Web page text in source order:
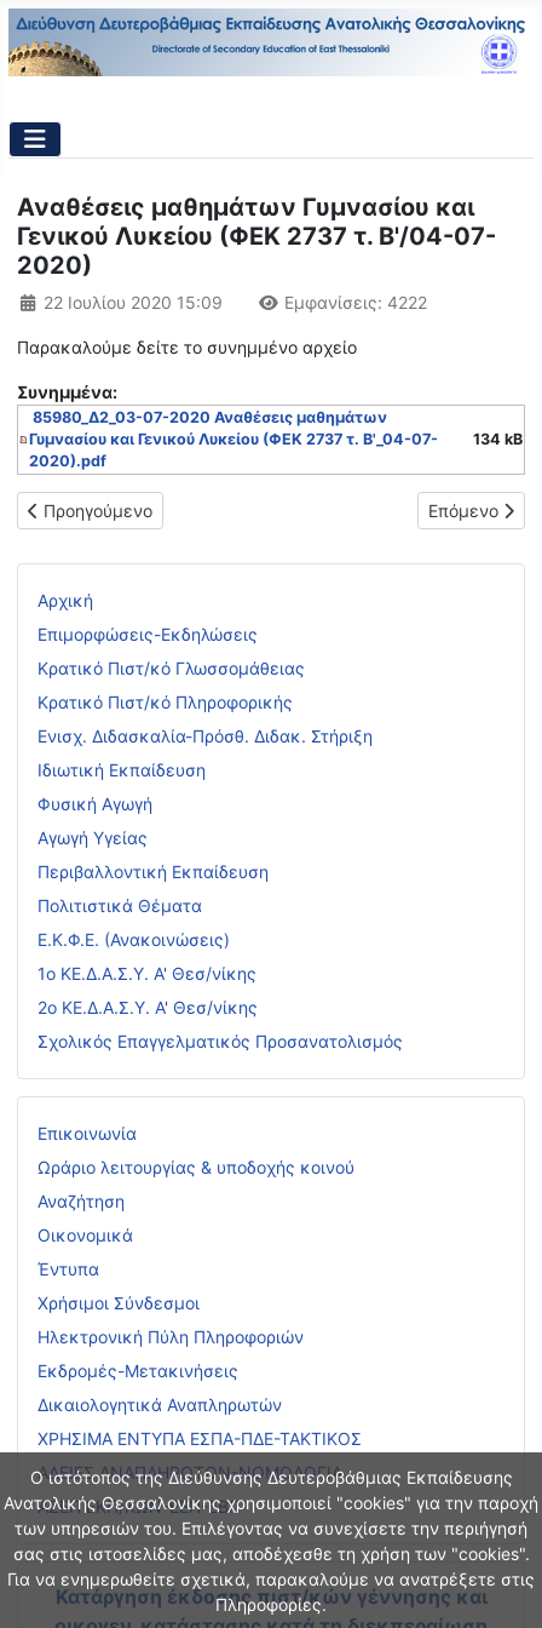
Ο ιστότοπος της Διεύθυνσης Δευτεροβάθμιας Εκπαίδευσης
Ανατολικής Θεσσαλονίκης χρησιμοποιεί "cookies" για την παροχή
των υπηρεσιών του. Επιλέγοντας να συνεχίσετε την περιήγησή
σας στις ιστοσελίδες μας, αποδέχεσθε τη χρήση των "cookies".
Για να ενημερωθείτε σχετικά, παρακαλούμε να ανατρέξετε στις
Πληροφορίες.
Αρχική
Επιμορφώσεις-Εκδηλώσεις
Κρατικό Πιστ/κό Γλωσσομάθειας
Κρατικό Πιστ/κό Πληροφορικής
Ενισχ. Διδασκαλία-Πρόσθ. Διδακ. Στήριξη
Ιδιωτική Εκπαίδευση
Φυσική Αγωγή
Αγωγή Υγείας
Περιβαλλοντική Εκπαίδευση
Πολιτιστικά Θέματα
Ε.Κ.Φ.Ε. (Ανακοινώσεις)
1ο ΚΕ.Δ.Α.Σ.Υ. Α' Θεσ/νίκης
2ο ΚΕ.Δ.Α.Σ.Υ. Α' Θεσ/νίκης
Σχολικός Επαγγελματικός Προσανατολισμός
Επικοινωνία
Ωράριο λειτουργίας & υποδοχής κοινού
Αναζήτηση
Οικονομικά
Έντυπα
Χρήσιμοι Σύνδεσμοι
Ηλεκτρονική Πύλη Πληροφοριών
Εκδρομές-Μετακινήσεις
Δικαιολογητικά Αναπληρωτών
ΧΡΗΣΙΜΑ ΕΝΤΥΠΑ ΕΣΠΑ-ΠΔΕ-ΤΑΚΤΙΚΟΣ
ΑΔΕΙΕΣ ΑΝΑΠΛΗΡΩΤΩΝ-ΝΟΜΟΛΟΓΙΑ
ΑΣΕΠ ΕΚΠ/ΚΩΝ-ΕΕΠ-ΕΒΠ
Κατάργηση έκδοσης πιστ/κών γέννησης και
Αναθέσεις μαθημάτων Γυμνασίου και
Γενικού Λυκείου (ΦΕΚ 2737 τ. Β'/04-07-
2020)
Λεπτομέρειες
22 Ιουλίου 2020 15:09 Εμφανίσεις: 4222
Παρακαλούμε δείτε το συνημμένο αρχείο
Συνημμένα:
85980_Δ2_03-07-2020 Αναθέσεις μαθημάτων
Γυμνασίου και Γενικού Λυκείου (ΦΕΚ 2737 τ. Β'_04-07-
2020).pdf
134 kB
Προηγούμενο άρθρο: Διαδικασία αξιολόγησης μαθητών
Προηγούμενο Επόμενο
Επόμενο